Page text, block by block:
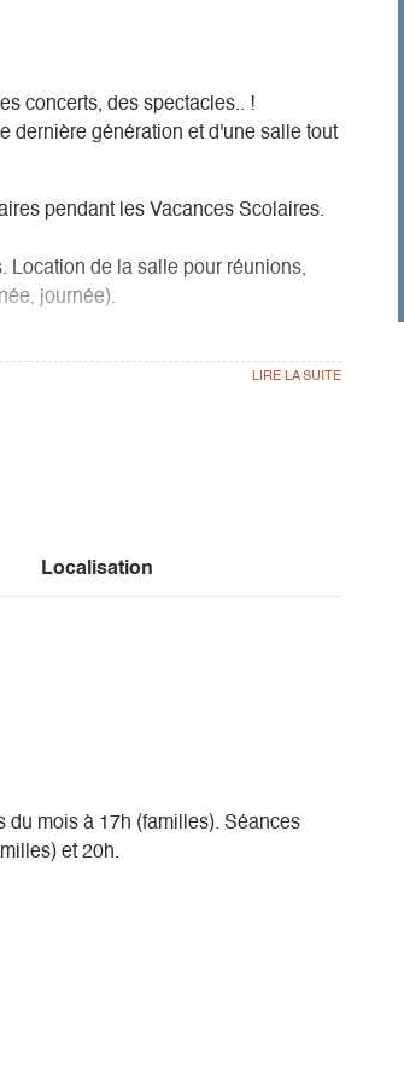
concerts, des spectacles.. !
dernière génération et d'une salle tout
pendant les Vacances Scolaires.
Location de la salle pour réunions,
journée).
Localisation
du mois à 17h (familles). Séances
et 20h.